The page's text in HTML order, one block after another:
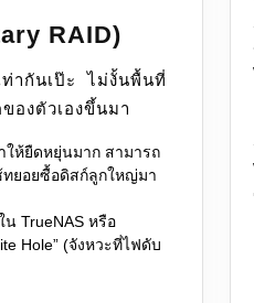
RAID)
ากันเป๊ะ ไม่งั้นพื้นที่
องตัวเองขึ้นมา
ให้ยืดหยุ่นมาก สามารถ
ทยอยซื้อดิสก์ลูกใหญ่มา
TrueNAS หรือ
Hole” (จังหวะที่ไฟดับ